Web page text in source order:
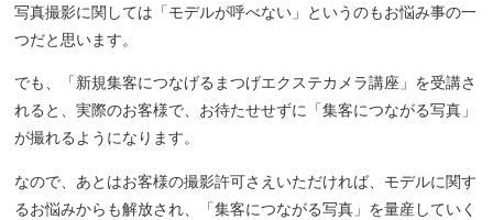
写真撮影に関しては「モデルが呼べない」というのもお悩み事の一
つだと思います。
でも、「新規集客につなげるまつげエクステカメラ講座」を受講さ
れると、実際のお客様で、お待たせせずに「集客につながる写真」
が撮れるようになります。
なので、あとはお客様の撮影許可さえいただければ、モデルに関す
るお悩みからも解放され、「集客につながる写真」を量産していく